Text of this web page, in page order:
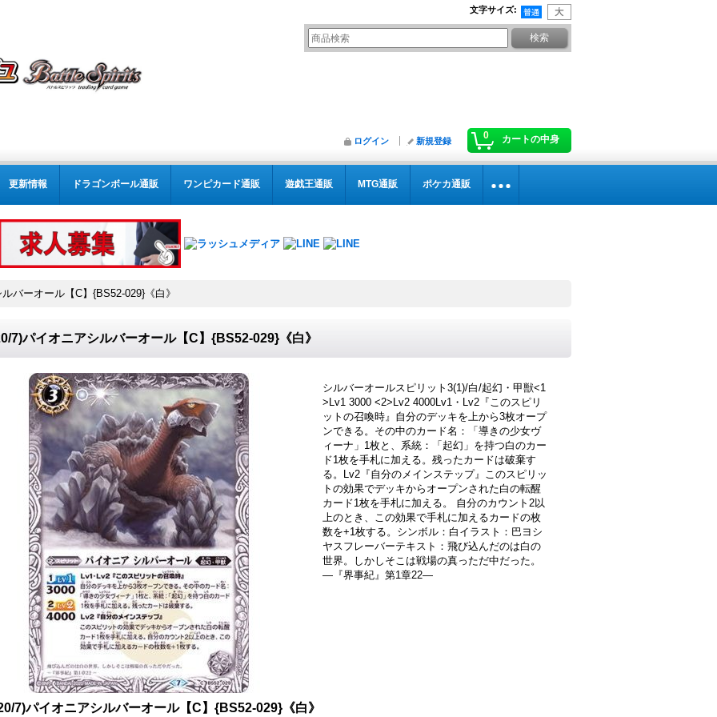
文字サイズ:
0 カートの中身
ログイン 新規登録
更新情報 ドラゴンボール通販 ワンピカード通販 遊戯王通販 MTG通販 ポケカ通販
バーオール【C】{BS52-029}《白》
7)パイオニアシルバーオール【C】{BS52-029}《白》
シルバーオールスピリット3(1)/白/起幻・甲獣<1
>Lv1 3000 <2>Lv2 4000Lv1・Lv2『このスピリ
ットの召喚時』自分のデッキを上から3枚オープ
ンできる。その中のカード名：「導きの少女ヴ
ィーナ」1枚と、系統：「起幻」を持つ白のカー
ド1枚を手札に加える。残ったカードは破棄す
る。Lv2『自分のメインステップ』このスピリッ
トの効果でデッキからオープンされた白の転醒
カード1枚を手札に加える。 自分のカウント2以
上のとき、この効果で手札に加えるカードの枚
数を+1枚する。シンボル：白イラスト：巴ヨシ
ヤスフレーバーテキスト：飛び込んだのは白の
世界。しかしそこは戦場の真っただ中だった。
―『界事紀』第1章22―
7)パイオニアシルバーオール【C】{BS52-029}《白》